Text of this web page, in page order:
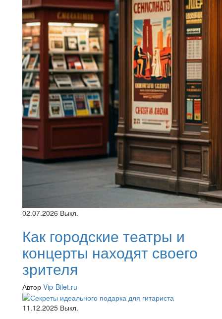
02.07.2026 Выкл.
Как городские театры и
концерты находят своего
зрителя
Автор Vip-Bilet.ru
11.12.2025 Выкл.